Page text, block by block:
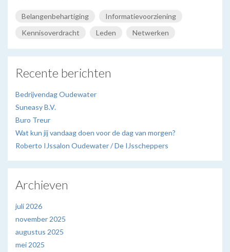
Belangenbehartiging
Informatievoorziening
Kennisoverdracht
Leden Netwerken
Recente berichten
Bedrijvendag Oudewater
Suneasy B.V.
Buro Treur
Wat kun jij vandaag doen voor de dag van morgen?
Roberto IJssalon Oudewater / De IJsscheppers
Archieven
juli 2026
november 2025
augustus 2025
mei 2025